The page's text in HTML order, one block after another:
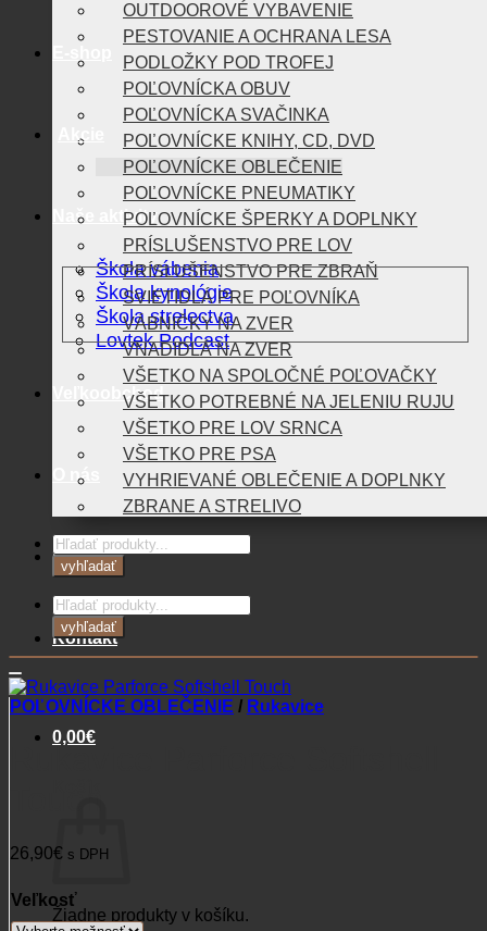
Akcie
Naše aktivity
Škola vábenia
Škola kynológie
Škola strelectva
Lovtek Podcast
Veľkoobchod
O nás
Blog
Kontakt
0,00€
Žiadne produkty v košíku.
OUTDOOROVÉ VYBAVENIE
PESTOVANIE A OCHRANA LESA
PODLOŽKY POD TROFEJ
POĽOVNÍCKA OBUV
POĽOVNÍCKA SVAČINKA
POĽOVNÍCKE KNIHY, CD, DVD
POĽOVNÍCKE OBLEČENIE
POĽOVNÍCKE PNEUMATIKY
POĽOVNÍCKE ŠPERKY A DOPLNKY
PRÍSLUŠENSTVO PRE LOV
PRÍSLUŠENSTVO PRE ZBRAŇ
SVIETIDLÁ PRE POĽOVNÍKA
VÁBNIČKY NA ZVER
VNADIDLÁ NA ZVER
VŠETKO NA SPOLOČNÉ POĽOVAČKY
VŠETKO POTREBNÉ NA JELENIU RUJU
VŠETKO PRE LOV SRNCA
VŠETKO PRE PSA
VYHRIEVANÉ OBLEČENIE A DOPLNKY
ZBRANE A STRELIVO
Products
search
vyhľadať
Products
search
vyhľadať
POĽOVNÍCKE OBLEČENIE / Rukavice
26,90€ s DPH
Veľkosť